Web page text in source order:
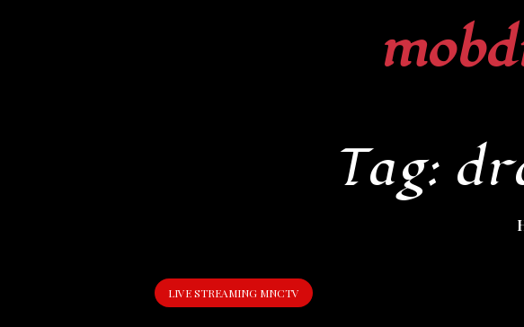
Tag:
LIVE STREAMING MNCTV